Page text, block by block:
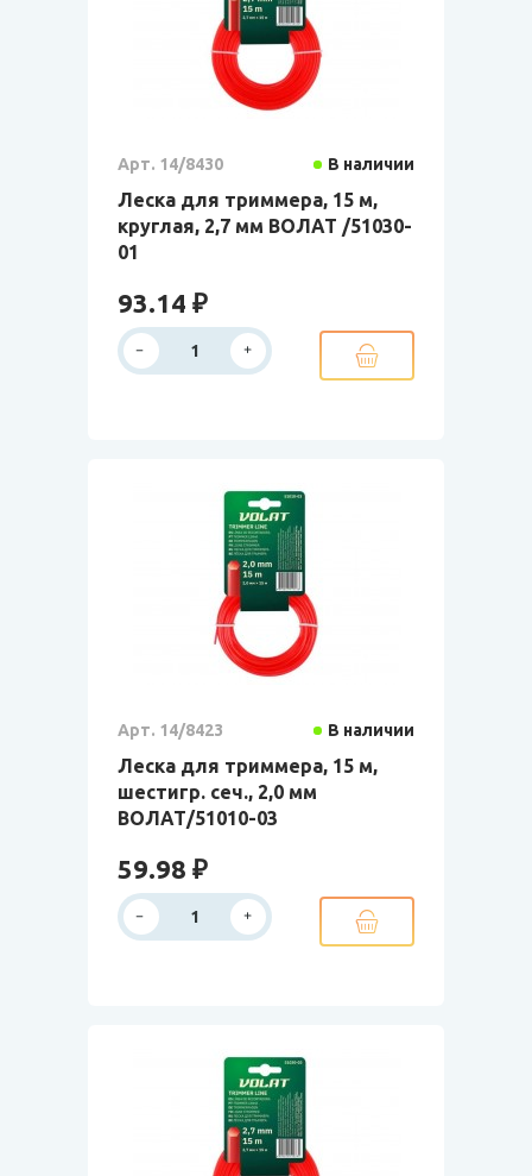
Арт. 14/8430 В наличии
Леска для триммера, 15 м,
круглая, 2,7 мм ВОЛАТ /51030-
01
93.14 ₽
Арт. 14/8423 В наличии
Леска для триммера, 15 м,
шестигр. сеч., 2,0 мм
ВОЛАТ/51010-03
59.98 ₽